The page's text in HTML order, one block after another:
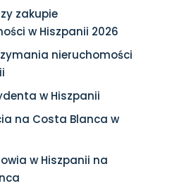
zakupie
w Hiszpanii 2026
nieruchomości
w Hiszpanii
na Costa Blanca w
w Hiszpanii na